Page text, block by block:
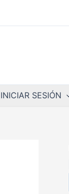
INICIAR SESIÓN